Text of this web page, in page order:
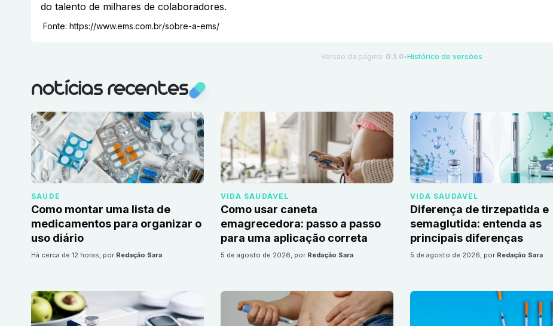
do talento de milhares de colaboradores.
Fonte: https://www.ems.com.br/sobre-a-ems/
Versão da página: 0.1.0 ●Histórico de versões
notícias recentes
SAÚDE
Como montar uma lista de
medicamentos para organizar o
uso diário
há cerca de 12 horas, por Redação Sara
VIDA SAUDÁVEL
Como usar caneta
emagrecedora: passo a passo
para uma aplicação correta
5 de agosto de 2026, por Redação Sara
VIDA SAUDÁVEL
Diferença de tirzepatida e
semaglutida: entenda as
principais diferenças
5 de agosto de 2026, por Redação Sara